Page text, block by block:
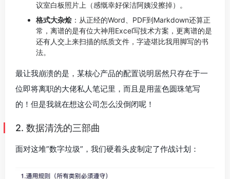
议室白板照片上（感慨幸好保洁阿姨没擦掉）。
格式大杂烩 ：从正经的Word、PDF到Markdown还算正
常，离谱的是有位大神用Excel写技术方案，更离谱的是
还有人交上来扫描的纸质文件，字迹堪比我用脚写的书
法。
最让我崩溃的是，某核心产品的配置说明居然只存在于一
位即将离职的大佬私人笔记里，而且是用蓝色圆珠笔写
的！但是我就在想这公司怎么没倒闭呢！
2. 数据清洗的三部曲
面对这堆”数字垃圾”，我们硬着头皮制定了作战计划：